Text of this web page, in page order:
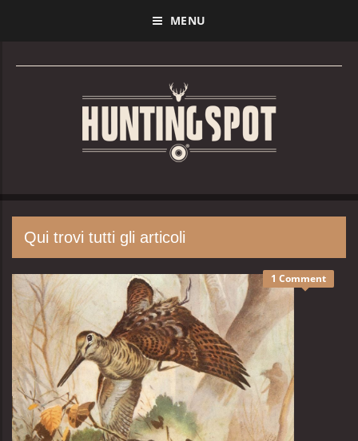
MENU
Qui trovi tutti gli articoli
1 Comment